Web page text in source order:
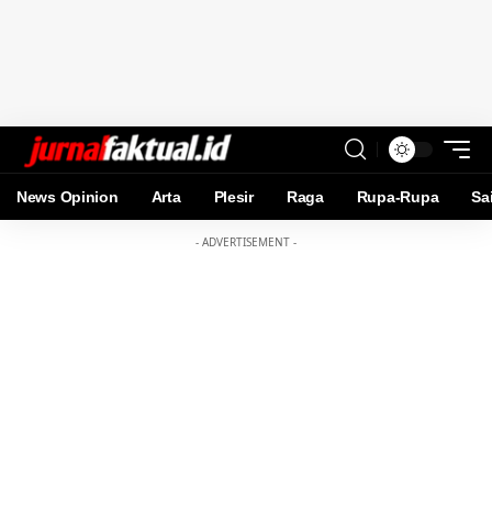
News Opinion Arta Plesir Raga Rupa-Rupa
- ADVERTISEMENT -